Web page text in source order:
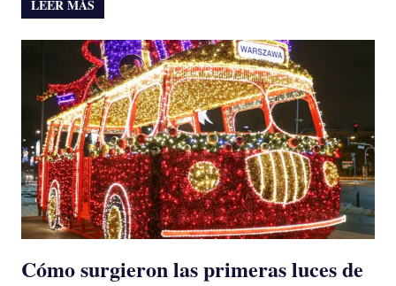
LEER MÁS
Cómo surgieron las primeras luces de